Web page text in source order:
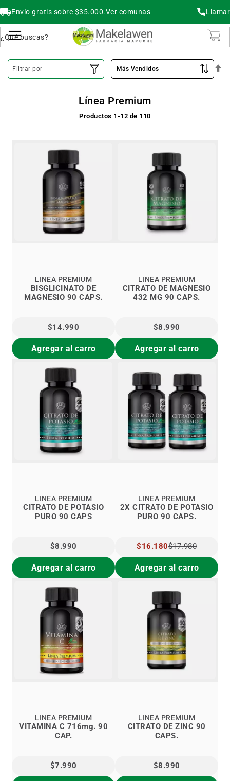
Envío gratis sobre $35.000.Ver comunas Llamar
Línea Premium
Productos 1 -12 de 110
BISGLICINATO DE
MAGNESIO 90 CAPS.
LINEA PREMIUM
$14.990
Agregar al carro
CITRATO DE MAGNESIO
432 MG 90 CAPS.
LINEA PREMIUM
$8.990
Agregar al carro
CITRATO DE POTASIO
PURO 90 CAPS
LINEA PREMIUM
$8.990
Agregar al carro
2X CITRATO DE POTASIO
PURO 90 CAPS.
LINEA PREMIUM
PRECIO
ESPECIAL
$16.180$17.980
Agregar al carro
VITAMINA C 716mg. 90
CAP.
LINEA PREMIUM
$7.990
CITRATO DE ZINC 90
CAPS.
LINEA PREMIUM
$8.990
Filtrar por